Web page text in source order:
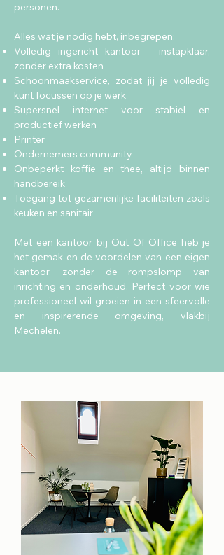
personen.
Alles wat je nodig hebt, inbegrepen:
Volledig ingericht kantoor – instapklaar,
zonder extra kosten
Schoonmaakservice, zodat jij je volledig
kunt focussen op je werk
Supersnel internet voor stabiel en
productief werken
Printer
Ondernemers community
Onbeperkt koffie en thee, altijd binnen
handbereik
Toegang tot gezamenlijke faciliteiten zoals
keuken en sanitair
Met een kantoor bij Out Of Office heb je
het gemak en de voordelen van een eigen
kantoor, zonder de rompslomp van
inrichting en onderhoud. Perfect voor wie
professioneel wil groeien in een sfeervolle
en inspirerende omgeving, vlakbij
Mechelen.